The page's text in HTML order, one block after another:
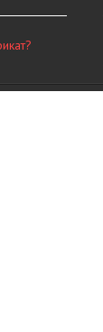
– магазин